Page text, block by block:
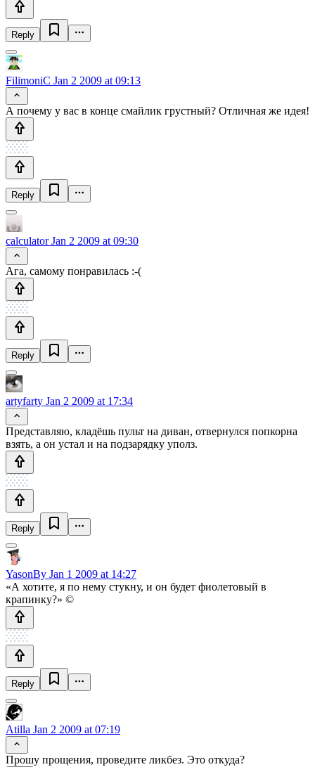
Reply
FilimoniC Jan 2 2009 at 09:13
А почему у вас в конце смайлик грустный? Отличная же идея!
Reply
calculatorJan 2 2009 at 09:30
Ага, самому понравилась :-(
Reply
artyfarty Jan 2 2009 at 17:34
Представляю, кладёшь пульт на диван, отвернулся попкорна
взять, а он устал и на подзарядку уполз.
Reply
YasonBy Jan 1 2009 at 14:27
«А хотите, я по нему стукну, и он будет фиолетовый в
крапинку?» ©
Reply
Atilla Jan 2 2009 at 07:19
Прошу прощения, проведите ликбез. Это откуда?